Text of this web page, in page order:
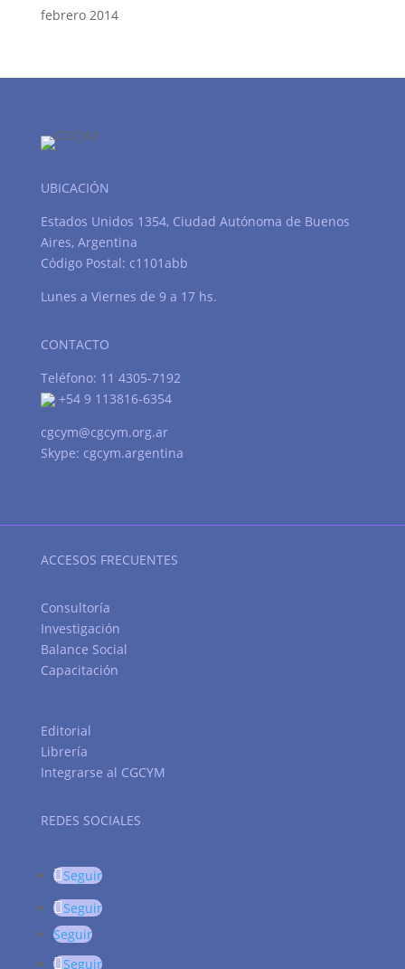
febrero 2014
UBICACIÓN
Estados Unidos 1354, Ciudad Autónoma de Buenos
Aires, Argentina
Código Postal: c1101abb
Lunes a Viernes de 9 a 17 hs.
CONTACTO
Teléfono: 11 4305-7192
+54 9 113816-6354
cgcym@cgcym.org.ar
Skype: cgcym.argentina
ACCESOS FRECUENTES
Consultoría
Investigación
Balance Social
Capacitación
Editorial
Librería
Integrarse al CGCYM
REDES SOCIALES
Seguir
Seguir
Seguir
Seguir